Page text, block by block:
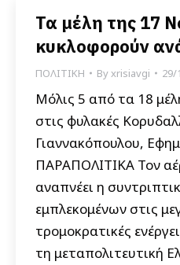
Τα μέλη της 17
κυκλοφορούν
ΠΟΛΙΤΙΚΗ Byxrisiavgi 29/
Μόλις 5 από τα 18
στις φυλακές
Γιαννακόπουλου,
ΠΑΡΑΠΟΛΙΤΙΚΑ Τον
αναπνέει η
εμπλεκομένων στις
τρομοκρατικές
τη μεταπολιτευτική